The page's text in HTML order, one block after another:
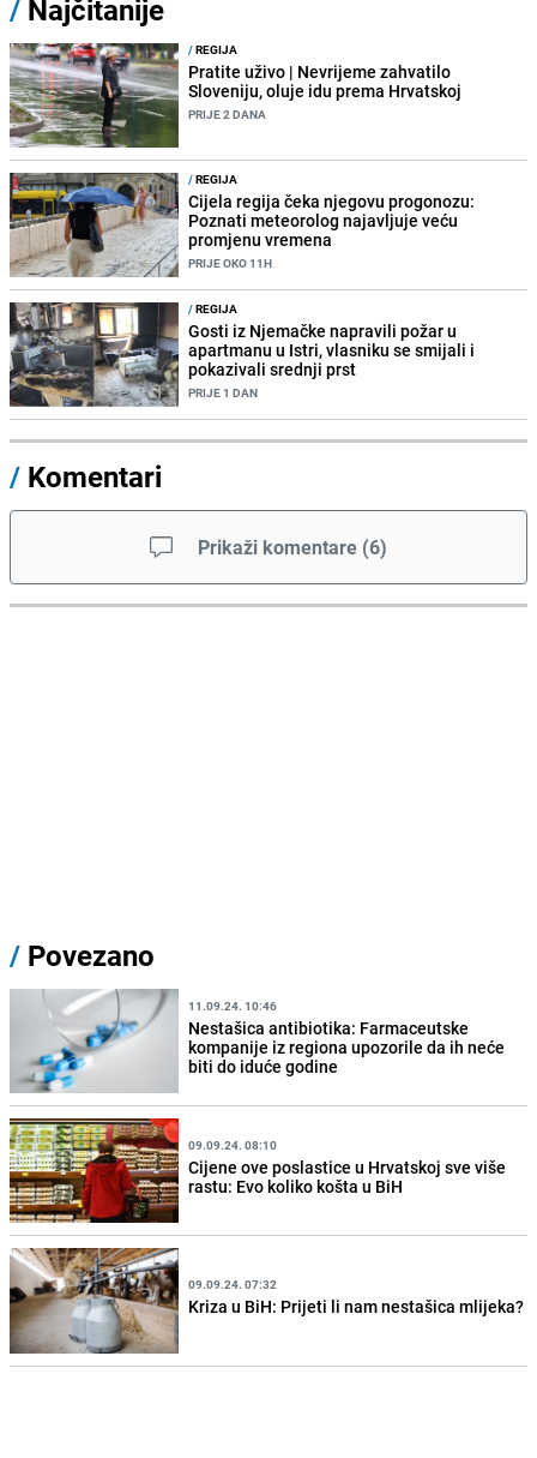
/ Najčitanije
/REGIJA
Pratite uživo | Nevrijeme zahvatilo
Sloveniju, oluje idu prema Hrvatskoj
PRIJE 2 DANA
/REGIJA
Cijela regija čeka njegovu progonozu:
Poznati meteorolog najavljuje veću
promjenu vremena
PRIJE OKO 11H
/REGIJA
Gosti iz Njemačke napravili požar u
apartmanu u Istri, vlasniku se smijali i
pokazivali srednji prst
PRIJE 1 DAN
/ Komentari
Prikaži komentare (6)
/ Povezano
11.09.24. 10:46
Nestašica antibiotika: Farmaceutske
kompanije iz regiona upozorile da ih neće
biti do iduće godine
09.09.24. 08:10
Cijene ove poslastice u Hrvatskoj sve više
rastu: Evo koliko košta u BiH
09.09.24. 07:32
Kriza u BiH: Prijeti li nam nestašica mlijeka?